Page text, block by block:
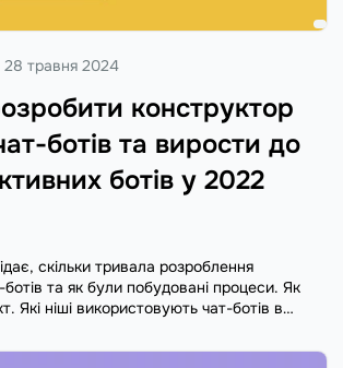
конструктор
ботів та вирости до
ботів у 2022
28 травня 2024
скільки тривала розроблення
та як були побудовані процеси. Як
Які ніші використовують чат-ботів в